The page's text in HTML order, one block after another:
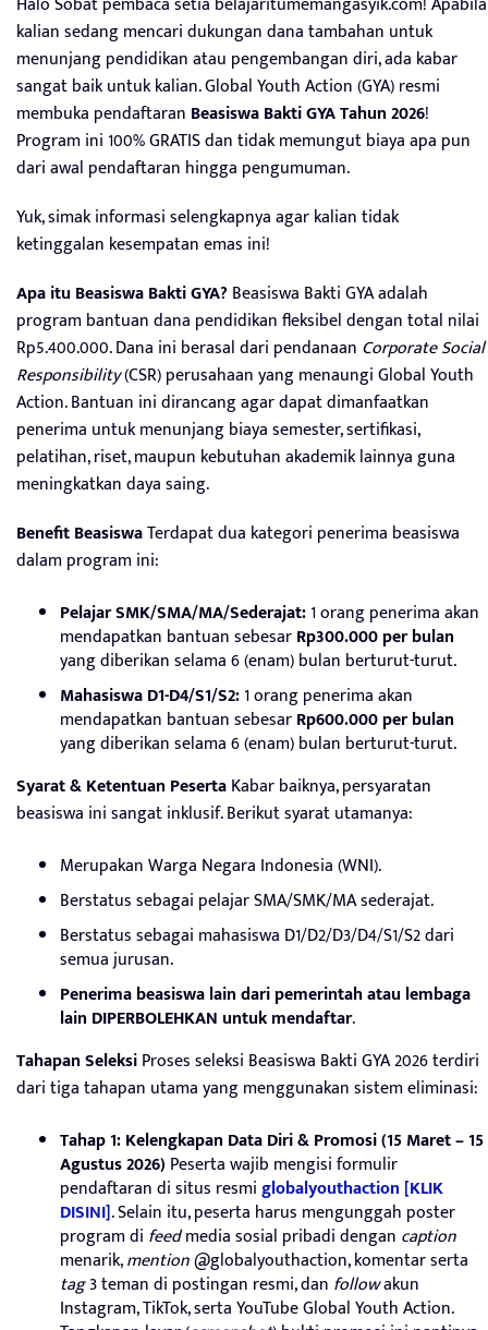
kalian sedang mencari dukungan dana tambahan untuk
menunjang pendidikan atau pengembangan diri, ada kabar
sangat baik untuk kalian. Global Youth Action (GYA) resmi
membuka pendaftaran Beasiswa Bakti GYA Tahun 2026!
Program ini 100% GRATIS dan tidak memungut biaya apa pun
dari awal pendaftaran hingga pengumuman.
Yuk, simak informasi selengkapnya agar kalian tidak
ketinggalan kesempatan emas ini!
Apa itu Beasiswa Bakti GYA? Beasiswa Bakti GYA adalah
program bantuan dana pendidikan fleksibel dengan total nilai
Rp5.400.000. Dana ini berasal dari pendanaan Corporate Social
Responsibility(CSR) perusahaan yang menaungi Global Youth
Action. Bantuan ini dirancang agar dapat dimanfaatkan
penerima untuk menunjang biaya semester, sertifikasi,
pelatihan, riset, maupun kebutuhan akademik lainnya guna
meningkatkan daya saing.
Benefit BeasiswaTerdapat dua kategori penerima beasiswa
dalam program ini:
Pelajar SMK/SMA/MA/Sederajat:1 orang penerima akan
mendapatkan bantuan sebesarRp300.000 per bulan
yang diberikan selama 6 (enam) bulan berturut-turut.
Mahasiswa D1-D4/S1/S2:1 orang penerima akan
mendapatkan bantuan sebesarRp600.000 per bulan
yang diberikan selama 6 (enam) bulan berturut-turut.
Syarat & Ketentuan PesertaKabar baiknya, persyaratan
beasiswa ini sangat inklusif. Berikut syarat utamanya:
Merupakan Warga Negara Indonesia (WNI).
Berstatus sebagai pelajar SMA/SMK/MA sederajat.
Berstatus sebagai mahasiswa D1/D2/D3/D4/S1/S2 dari
semua jurusan.
Penerima beasiswa lain dari pemerintah atau lembaga
lain DIPERBOLEHKAN untuk mendaftar.
Tahapan SeleksiProses seleksi Beasiswa Bakti GYA 2026 terdiri
dari tiga tahapan utama yang menggunakan sistem eliminasi:
Tahap 1: Kelengkapan Data Diri & Promosi (15 Maret – 15
Agustus 2026) Peserta wajib mengisi formulir
pendaftaran di situs resmiglobalyouthaction [KLIK
DISINI]. Selain itu, peserta harus mengunggah poster
program di feedmedia sosial pribadi dengan caption
menarik,mention@globalyouthaction, komentar serta
tag3 teman di postingan resmi, dan followakun
Instagram, TikTok, serta YouTube Global Youth Action.